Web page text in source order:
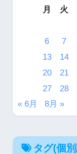
月
火
6
7
13
14
20
21
27
28
« 6月
8月 »
タグ(個